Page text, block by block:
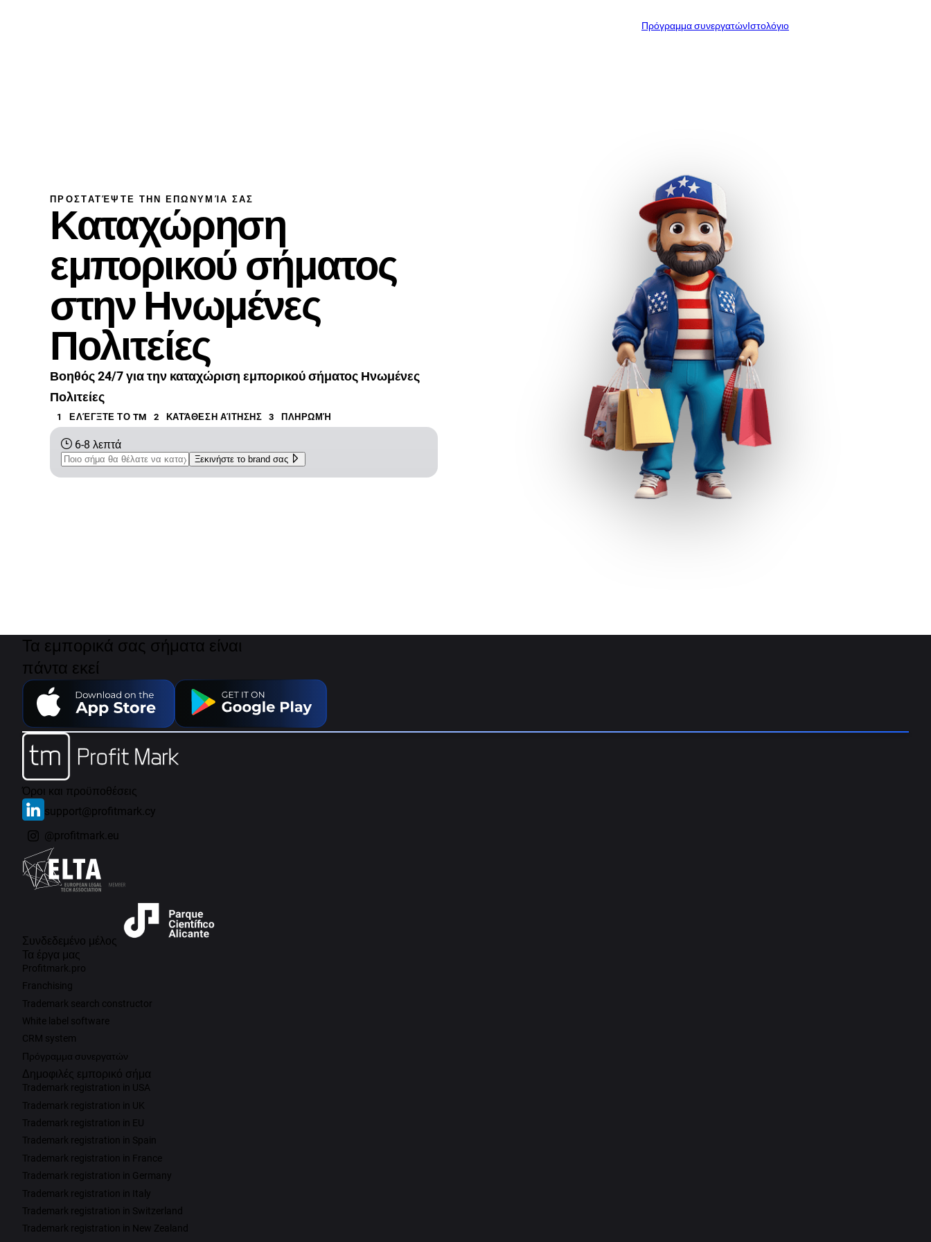
Πρόγραμμα συνεργατώνΙστολόγιο
ΠΡΟΣΤΑΤΈΨΤΕ ΤΗΝ ΕΠΩΝΥΜΊΑ ΣΑΣ
Καταχώρηση
εμπορικού σήματος
στην Ηνωμένες
Πολιτείες
Βοηθός 24/7 για την καταχώριση εμπορικού σήματος Ηνωμένες
Πολιτείες
1 ΕΛΈΓΞΤΕ ΤΟ TM 2 ΚΑΤΆΘΕΣΗ ΑΊΤΗΣΗΣ 3 ΠΛΗΡΩΜΉ
6-8 λεπτά
Ξεκινήστε το brand σας
Τα εμπορικά σας σήματα είναι
πάντα εκεί
Όροι και προϋποθέσεις
support@profitmark.cy
@profitmark.eu
Συνδεδεμένο μέλος
Τα έργα μας
Profitmark.pro
Franchising
Trademark search constructor
White label software
CRM system
Πρόγραμμα συνεργατών
Δημοφιλές εμπορικό σήμα
Trademark registration in USA
Trademark registration in UK
Trademark registration in EU
Trademark registration in Spain
Trademark registration in France
Trademark registration in Germany
Trademark registration in Italy
Trademark registration in Switzerland
Trademark registration in New Zealand